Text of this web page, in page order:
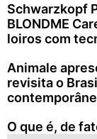
Schwarzkopf
BLONDME
loiros com
Animale
revisita o
O que é, de